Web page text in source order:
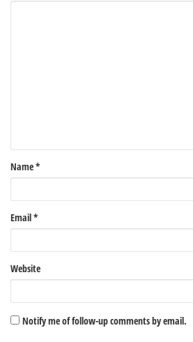
Name*
Email*
Website
Notify me of follow-up comments by email.